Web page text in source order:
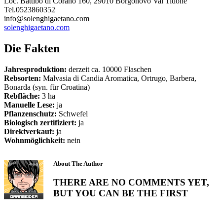
Tel.0523860352
info@solenghigaetano.com
solenghigaetano.com
Die Fakten
Jahresproduktion: derzeit ca. 10000 Flaschen
Rebsorten: Malvasia di Candia Aromatica, Ortrugo, Barbera,
Bonarda (syn. für Croatina)
Rebfläche: 3 ha
Manuelle Lese: ja
Pflanzenschutz: Schwefel
Biologisch zertifiziert: ja
Direktverkauf: ja
Wohnmöglichkeit: nein
About The Author
THERE ARE NO COMMENTS YET,
BUT YOU CAN BE THE FIRST